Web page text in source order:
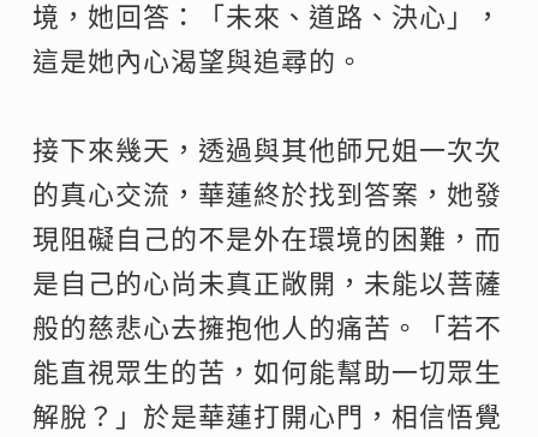
境，她回答：「未來、道路、決心」，
這是她內心渴望與追尋的。
接下來幾天，透過與其他師兄姐一次次
的真心交流，華蓮終於找到答案，她發
現阻礙自己的不是外在環境的困難，而
是自己的心尚未真正敞開，未能以菩薩
般的慈悲心去擁抱他人的痛苦。「若不
能直視眾生的苦，如何能幫助一切眾生
解脫？」於是華蓮打開心門，相信悟覺